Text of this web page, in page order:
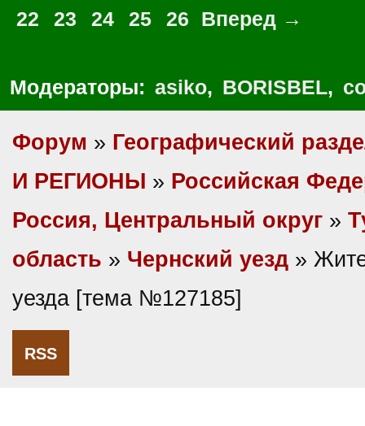
22
23 24 25 26 Вперед →
Модераторы: asiko, BORISBEL,
Форум » Географический
И РЕГИОНЫ » Российская
Россия, Центральный округ »
область » Чернский уезд »
уезда [тема №127185]
RSS